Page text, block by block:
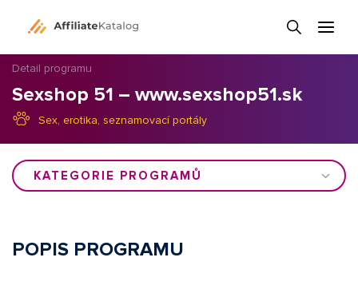
Detail programu
Sexshop 51 – www.sexshop51.sk
Sex, erotika, seznamovací portály
KATEGORIE PROGRAMŮ
POPIS PROGRAMU